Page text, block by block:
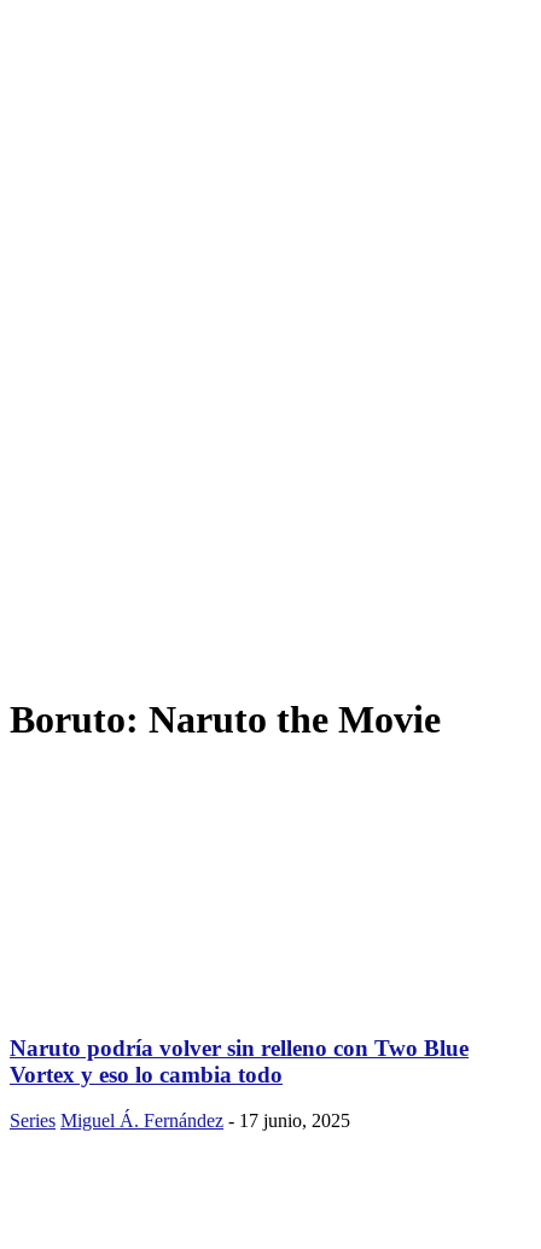
Boruto: Naruto the Movie
Naruto podría volver sin relleno con Two Blue
Vortex y eso lo cambia todo
Series Miguel Á. Fernández - 17 junio, 2025